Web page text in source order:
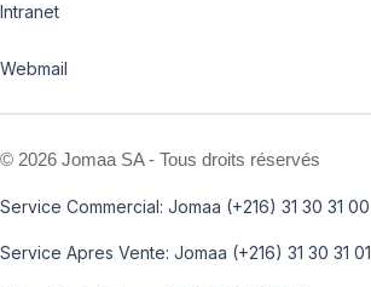
Intranet
Webmail
© 2026 Jomaa SA - Tous droits réservés
Service Commercial: Jomaa (+216) 31 30 31 00
Service Apres Vente: Jomaa (+216) 31 30 31 01